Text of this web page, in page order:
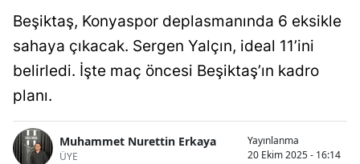
Beşiktaş, Konyaspor deplasmanında 6 eksikle
sahaya çıkacak. Sergen Yalçın, ideal 11’ini
belirledi. İşte maç öncesi Beşiktaş’ın kadro
planı.
Muhammet Nurettin Erkaya
ÜYE
Yayınlanma
20 Ekim 2025 - 16:14